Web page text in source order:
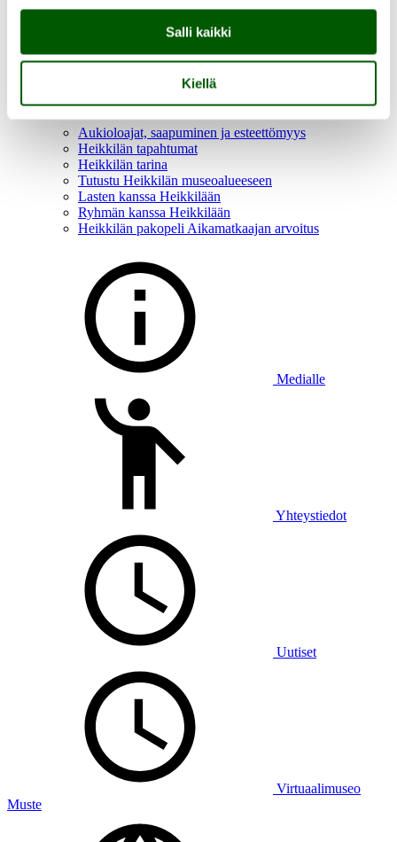
Salli kaikki
Kiellä
Aukioloajat, saapuminen ja esteettömyys
Heikkilän tapahtumat
Heikkilän tarina
Tutustu Heikkilän museoalueeseen
Lasten kanssa Heikkilään
Ryhmän kanssa Heikkilään
Heikkilän pakopeli Aikamatkaajan arvoitus
Medialle
Yhteystiedot
Uutiset
Virtuaalimuseo
Muste